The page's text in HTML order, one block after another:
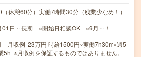
休憩60分）実働7時間30分（残業少なめ！）
01日～長期 ※開始日相談OK ※9月～！
月収例 23万円 時給1500円×実働7h30m×週5
5h ※月収例を保証するものではありません。